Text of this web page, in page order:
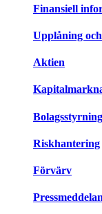
Finansiell
Upplåning
Aktien
Bolagsstyrning
Riskhantering
Förvärv